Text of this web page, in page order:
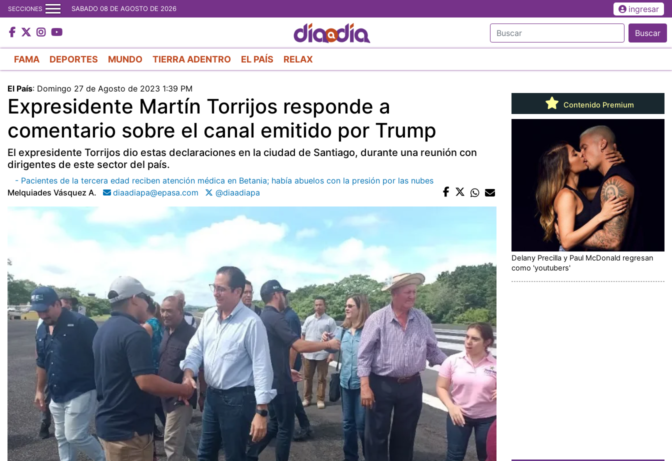
al
contenido
principal
SECCIONES SABADO 08 DE AGOSTO DE 2026 ingresar
Buscar
FAMA DEPORTES MUNDO TIERRA ADENTRO EL PAÍS RELAX
El País: Domingo 27 de Agosto de 2023 1:39 PM
Expresidente Martín Torrijos responde a
comentario sobre el canal emitido por Trump
El expresidente Torrijos dio estas declaraciones en la ciudad de Santiago, durante una reunión con
dirigentes de este sector del país.
- Pacientes de la tercera edad reciben atención médica en Betania; había abuelos con la presión por las nubes
Melquiades Vásquez A.
diaadiapa@epasa.com @diaadiapa
Contenido Premium
Delany Precilla y Paul McDonald regresan
como 'youtubers'